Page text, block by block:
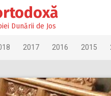
Dunării de Jos
2017 2016 2015